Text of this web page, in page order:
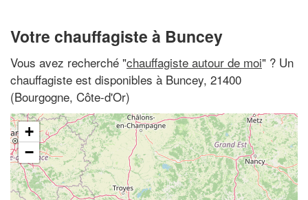
Votre chauffagiste à Buncey
Vous avez recherché "chauffagiste autour de moi" ? Un
chauffagiste est disponibles à Buncey, 21400
(Bourgogne, Côte-d'Or)
+
−